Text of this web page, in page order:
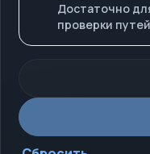
Достаточно
проверки